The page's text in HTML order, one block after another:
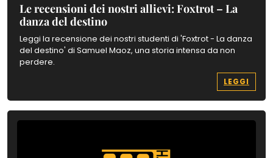
Le recensioni dei nostri allievi: Foxtrot – La
danza del destino
Leggi la recensione dei nostri studenti di 'Foxtrot - La danza
del destino' di Samuel Maoz, una storia intensa da non
perdere.
LEGGI